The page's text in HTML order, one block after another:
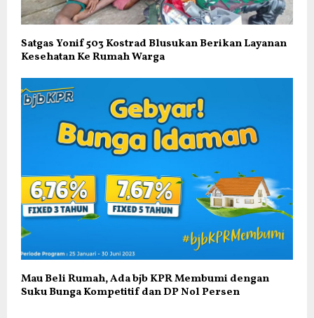
Satgas Yonif 503 Kostrad Blusukan Berikan Layanan
Kesehatan Ke Rumah Warga
Mau Beli Rumah, Ada bjb KPR Membumi dengan
Suku Bunga Kompetitif dan DP Nol Persen